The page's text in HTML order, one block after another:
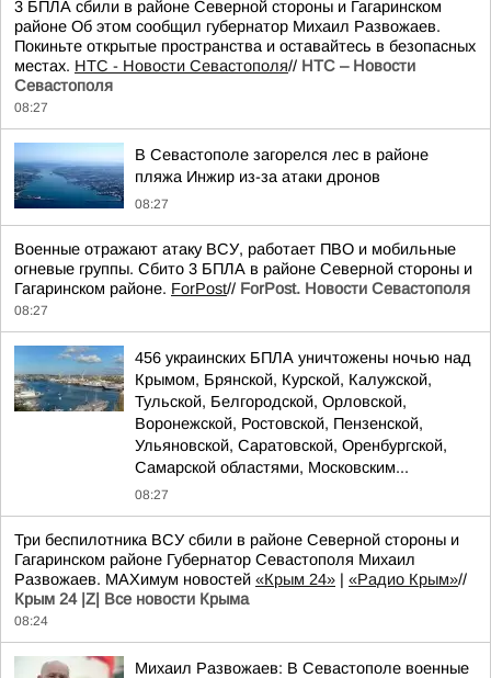
3 БПЛА сбили в районе Северной стороны и Гагаринском
районе Об этом сообщил губернатор Михаил Развожаев.
Покиньте открытые пространства и оставайтесь в безопасных
местах. НТС - Новости Севастополя// НТС – Новости
Севастополя
08:27
В Севастополе загорелся лес в районе
пляжа Инжир из-за атаки дронов
08:27
Военные отражают атаку ВСУ, работает ПВО и мобильные
огневые группы. Сбито 3 БПЛА в районе Северной стороны и
Гагаринском районе. ForPost// ForPost. Новости Севастополя
08:27
456 украинских БПЛА уничтожены ночью над
Крымом, Брянской, Курской, Калужской,
Тульской, Белгородской, Орловской,
Воронежской, Ростовской, Пензенской,
Ульяновской, Саратовской, Оренбургской,
Самарской областями, Московским...
08:27
Три беспилотника ВСУ сбили в районе Северной стороны и
Гагаринском районе Губернатор Севастополя Михаил
Развожаев. MAXимум новостей «Крым 24» | «Радио Крым»//
Крым 24 |Z| Все новости Крыма
08:24
Михаил Развожаев: В Севастополе военные